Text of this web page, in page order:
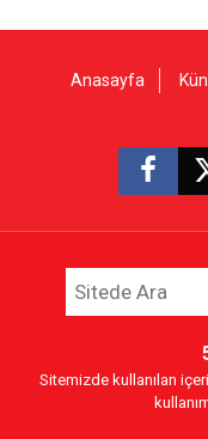
Anasayfa
Sitemizde kullanılan